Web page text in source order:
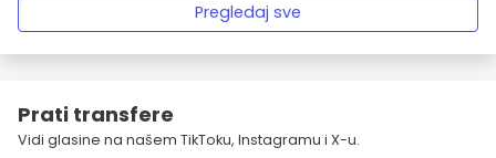
Pregledaj sve
Prati transfere
Vidi glasine na našem TikToku, Instagramu i X-u.